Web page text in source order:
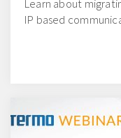
Learn about
IP based